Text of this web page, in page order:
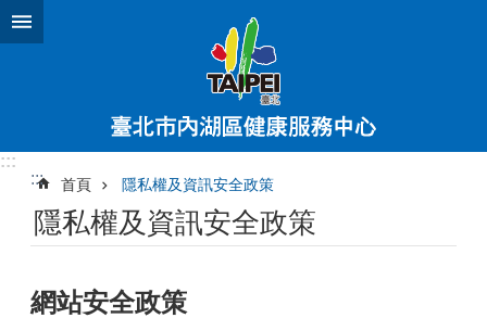
跳到主要內容區塊
:::
:::
首頁 隱私權及資訊安全政策
隱私權及資訊安全政策
網站安全政策